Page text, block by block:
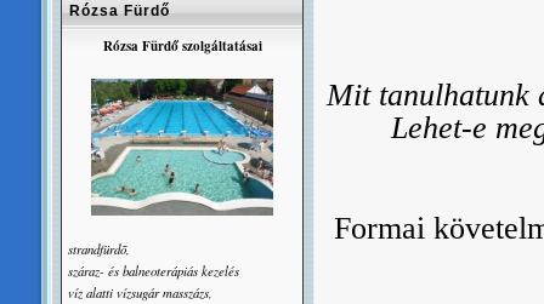
Mit tanulhatunk
Lehet-e
Formai
Rózsa Fürdő
Rózsa Fürdő szolgáltatásai
strandfürdõ,
száraz- és balneoterápiás kezelés
víz alatti vízsugár masszázs,